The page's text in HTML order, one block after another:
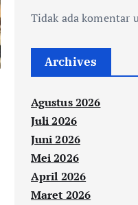
Tidak ada komentar
Archives
Agustus 2026
Juli 2026
Juni 2026
Mei 2026
April 2026
Maret 2026